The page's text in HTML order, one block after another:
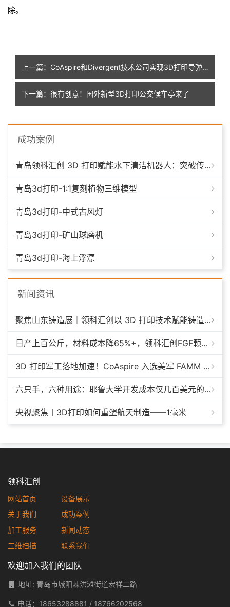
除。
上一篇：CoAspire和Divergent技术公司实现3D打印导弹的快速开发和成功飞行测试
下一篇：很有创意！国外新型3D打印公交候车亭来了
成功案例
青岛领科汇创 3D 打印赋能水下清洁机器人：突破传统制造，深耕海洋智能装备新场景
青岛3d打印-1:1复刻植物三维模型
青岛3d打印-中式古风灯
青岛3d打印-矿山球磨机
青岛3d打印-海上浮漂
新闻资讯
聚焦山东铸造展｜领科汇创以 3D 打印技术赋能铸造模具革新
日产上百公斤，材料成本降65%+，领科汇创FGF颗粒料3D打印机
3D 打印军工落地加速！CoAspire 入选美军 FAMM 导弹项目，RAACM 巡航导弹依托增材制造推进量产
六只手，六种用途：耶鲁大学开发成本仅几百美元的3D打印多功能假肢套装
央视聚焦丨3D打印如何重塑航天制造——1毫米
领科汇创
网站首页
关于我们
加工服务
三维扫描
设备展示
成功案例
新闻动态
联系我们
欢迎加入我们的团队
地址: 青岛市城阳棘洪滩街道宏祥二路
电话： 18653288881 / 18766202568